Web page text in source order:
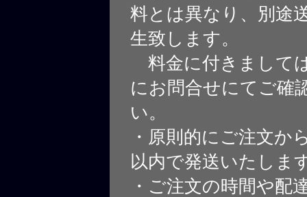
料とは異なり、別途
生致します。
料金に付きまして
にお問合せにてご確
い。
・原則的にご注文か
以内で発送いたしま
・ご注文の時間や配